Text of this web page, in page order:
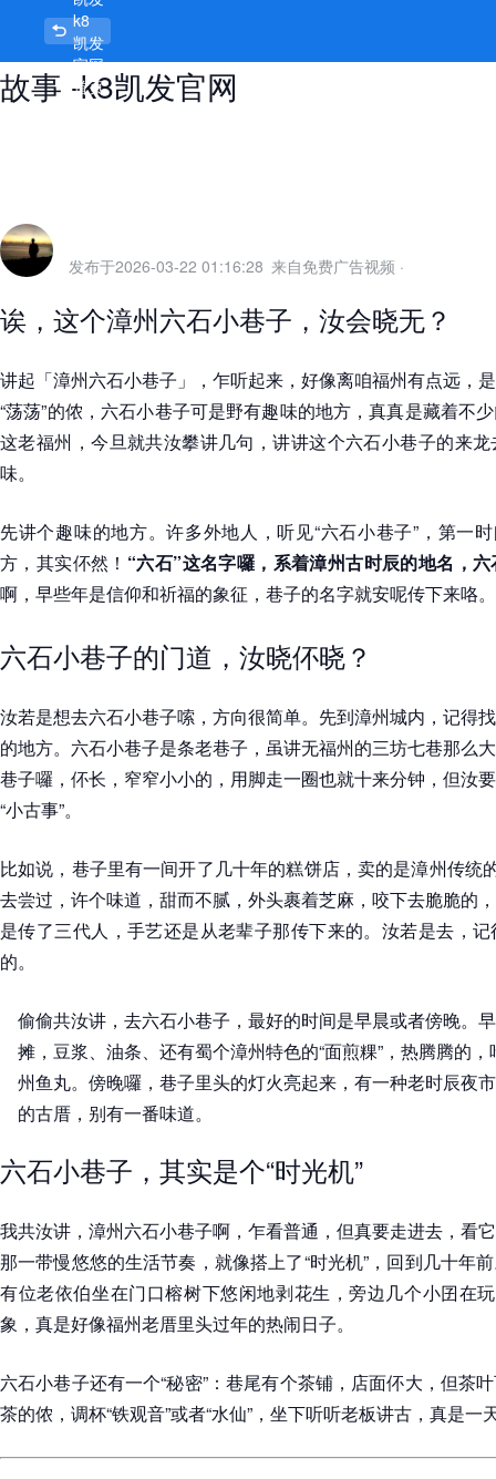
漳州六石小巷子在哪里，巷里巷外有
故事 -k8凯发官网
k8
凯发
官网
首页
发布于2026-03-22 01:16:28 来自免费广告视频 ·
诶，这个漳州六石小巷子，汝会晓无？
讲起「漳州六石小巷子」，乍听起来，好像离咱福州有点远，
“荡荡”的侬，六石小巷子可是野有趣味的地方，真真是藏着不
这老福州，今旦就共汝攀讲几句，讲讲这个六石小巷子的来
味。
先讲个趣味的地方。许多外地人，听见“六石小巷子”，第一
方，其实伓然！ “六石”这名字囉，系着漳州古时辰的地名，
啊，早些年是信仰和祈福的象征，巷子的名字就安呢传下来咯
六石小巷子的门道，汝晓伓晓？
汝若是想去六石小巷子嗦，方向很简单。先到漳州城内，记得
的地方。六石小巷子是条老巷子，虽讲无福州的三坊七巷那么
巷子囉，伓长，窄窄小小的，用脚走一圈也就十来分钟，但汝
“小古事”。
比如说，巷子里有一间开了几十年的糕饼店，卖的是漳州传统
去尝过，许个味道，甜而不腻，外头裹着芝麻，咬下去脆脆的
是传了三代人，手艺还是从老辈子那传下来的。汝若是去，
的。
偷偷共汝讲，去六石小巷子，最好的时间是早晨或者傍晚。
摊，豆浆、油条、还有蜀个漳州特色的“面煎粿”，热腾腾的
州鱼丸。傍晚囉，巷子里头的灯火亮起来，有一种老时辰夜
的古厝，别有一番味道。
六石小巷子，其实是个“时光机”
我共汝讲，漳州六石小巷子啊，乍看普通，但真要走进去，看
那一带慢悠悠的生活节奏，就像搭上了“时光机”，回到几十年
有位老依伯坐在门口榕树下悠闲地剥花生，旁边几个小囝在
象，真是好像福州老厝里头过年的热闹日子。
六石小巷子还有一个“秘密”：巷尾有个茶铺，店面伓大，但茶
茶的侬，调杯“铁观音”或者“水仙”，坐下听听老板讲古，真是一